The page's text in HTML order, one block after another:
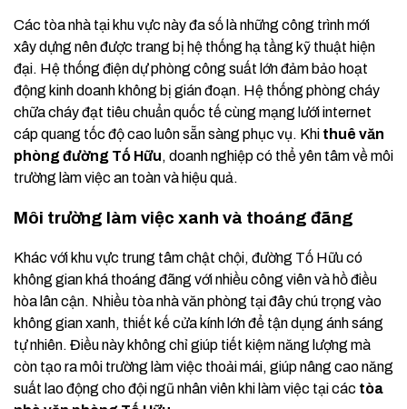
Các tòa nhà tại khu vực này đa số là những công trình mới
xây dựng nên được trang bị hệ thống hạ tầng kỹ thuật hiện
đại. Hệ thống điện dự phòng công suất lớn đảm bảo hoạt
động kinh doanh không bị gián đoạn. Hệ thống phòng cháy
chữa cháy đạt tiêu chuẩn quốc tế cùng mạng lưới internet
cáp quang tốc độ cao luôn sẵn sàng phục vụ. Khi thuê văn
phòng đường Tố Hữu, doanh nghiệp có thể yên tâm về môi
trường làm việc an toàn và hiệu quả.
Môi trường làm việc xanh và thoáng đãng
Khác với khu vực trung tâm chật chội, đường Tố Hữu có
không gian khá thoáng đãng với nhiều công viên và hồ điều
hòa lân cận. Nhiều tòa nhà văn phòng tại đây chú trọng vào
không gian xanh, thiết kế cửa kính lớn để tận dụng ánh sáng
tự nhiên. Điều này không chỉ giúp tiết kiệm năng lượng mà
còn tạo ra môi trường làm việc thoải mái, giúp nâng cao năng
suất lao động cho đội ngũ nhân viên khi làm việc tại các tòa